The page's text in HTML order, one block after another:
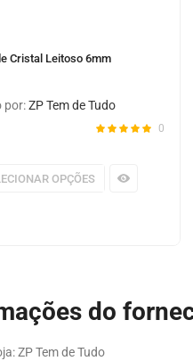
Cristal Leitoso 6mm
por:ZP Tem de Tudo
0
OPÇÕES
do
ZP Tem de Tudo